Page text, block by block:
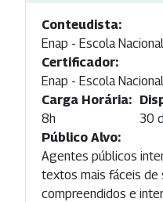
Conteudista:
Enap - Escola
Certificador:
Enap - Escola
Carga Horária:
8h
30
Público Alvo:
Agentes públicos
textos mais fáceis de
compreendidos e